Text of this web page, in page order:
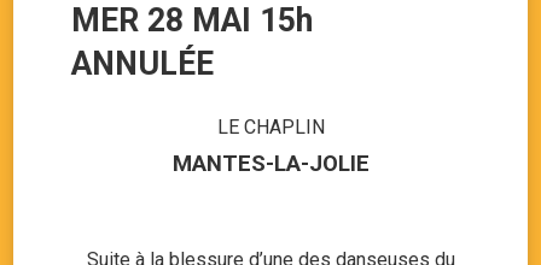
MER 28 MAI 15h
ANNULÉE
LE CHAPLIN
MANTES-LA-JOLIE
Suite à la blessure d’une des danseuses du